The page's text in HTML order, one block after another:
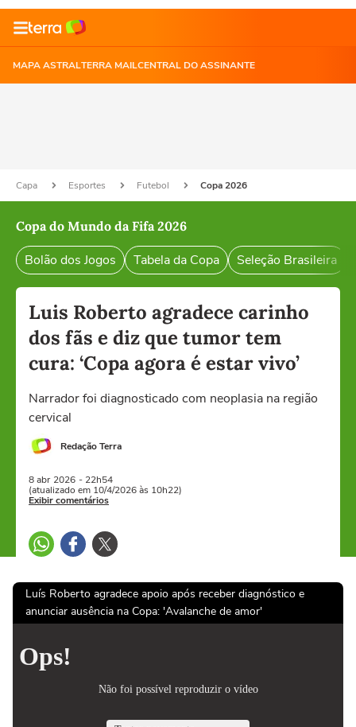
MAPA ASTRALTERRA MAILCENTRAL DO ASSINANTE
Capa Esportes Futebol Copa 2026
Copa do Mundo da Fifa 2026
Bolão dos Jogos Tabela da Copa Seleção Brasileira
Luis Roberto agradece carinho
dos fãs e diz que tumor tem
cura: ‘Copa agora é estar vivo’
Narrador foi diagnosticado com neoplasia na região
cervical
Redação Terra
8 abr 2026 - 22h54
(atualizado em 10/4/2026 às 10h22)
Exibir comentários
Luís Roberto agradece apoio após receber diagnóstico e
anunciar ausência na Copa: 'Avalanche de amor'